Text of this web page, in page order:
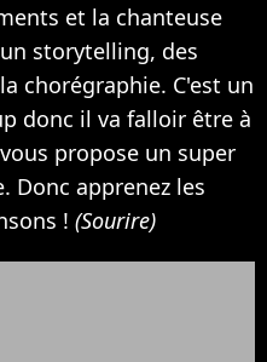
et la chanteuse
storytelling, des
chorégraphie. C'est un
donc il va falloir être à
propose un super
Donc apprenez les
! (Sourire)